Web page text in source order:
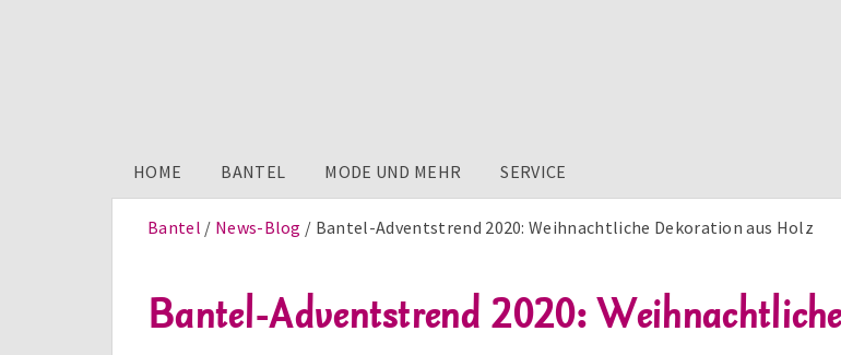
HOME BANTEL MODE UND MEHR SERVICE
Bantel News-Blog Bantel-Adventstrend 2020: Weihnachtliche Dekoration aus Holz
Bantel-Adventstrend 2020: